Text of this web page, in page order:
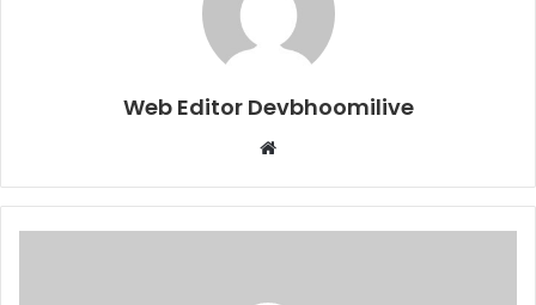
Web Editor Devbhoomilive
Website